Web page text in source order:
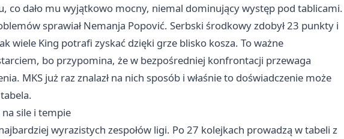
co dało mu wyjątkowo mocny, niemal dominujący występ pod tablicami.
sprawiał Nemanja Popović. Serbski środkowy zdobył 23 punkty i
wiele King potrafi zyskać dzięki grze blisko kosza. To ważne
bo przypomina, że w bezpośredniej konfrontacji przewaga
MKS już raz znalazł na nich sposób i właśnie to doświadczenie może
sile i tempie
wyrazistych zespołów ligi. Po 27 kolejkach prowadzą w tabeli z